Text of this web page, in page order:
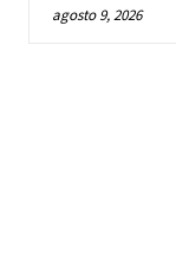
agosto 9, 2026